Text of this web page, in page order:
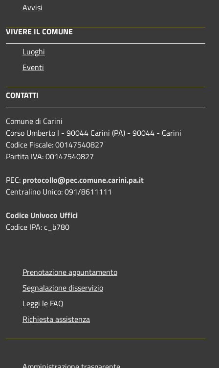
Avvisi
VIVERE IL COMUNE
Luoghi
Eventi
CONTATTI
Comune di Carini
Corso Umberto I - 90044 Carini (PA) - 90044 - Carini
Codice Fiscale: 00147540827
Partita IVA: 00147540827
PEC: protocollo@pec.comune.carini.pa.it
Centralino Unico: 091/8611111
Codice Univoco Uffici
Codice IPA: c_b780
Prenotazione appuntamento
Segnalazione disservizio
Leggi le FAQ
Richiesta assistenza